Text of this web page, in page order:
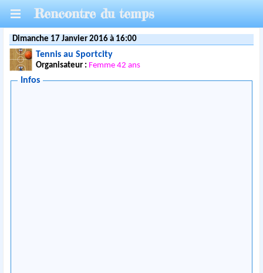
Rencontre du temps
Dimanche 17 Janvier 2016 à 16:00
Tennis au Sportcity
Organisateur : Femme 42 ans
Infos